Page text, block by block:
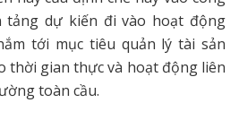
tảng dự kiến đi vào hoạt động
tới mục tiêu quản lý tài sản
thời gian thực và hoạt động liên
toàn cầu.